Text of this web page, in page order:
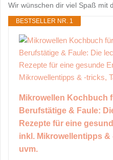
Wir wünschen dir viel Spaß mit
BESTSELLER NR. 1
Mikrowellen Kochbuch
Berufstätige & Faule:
Rezepte für eine
inkl. Mikrowellentipps
uvm.